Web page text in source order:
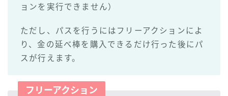
ョンを実行できません）
ただし、パスを行うにはフリーアクションによ
り、金の延べ棒を購入できるだけ行った後にパ
スが行えます。
フリーアクション